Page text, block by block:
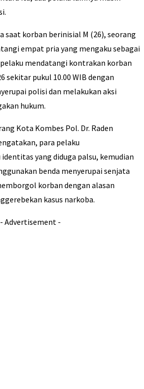
saat korban berinisial M (26), seorang
empat pria yang mengaku sebagai
mendatangi kontrakan korban
sekitar pukul 10.00 WIB dengan
polisi dan melakukan aksi
hukum.
Kota Kombes Pol. Dr. Raden
para pelaku
yang diduga palsu, kemudian
benda menyerupai senjata
korban dengan alasan
kasus narkoba.
- Advertisement -